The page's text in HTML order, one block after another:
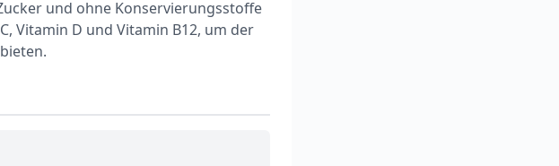
und ohne Konservierungsstoffe
Vitamin D und Vitamin B12, um der